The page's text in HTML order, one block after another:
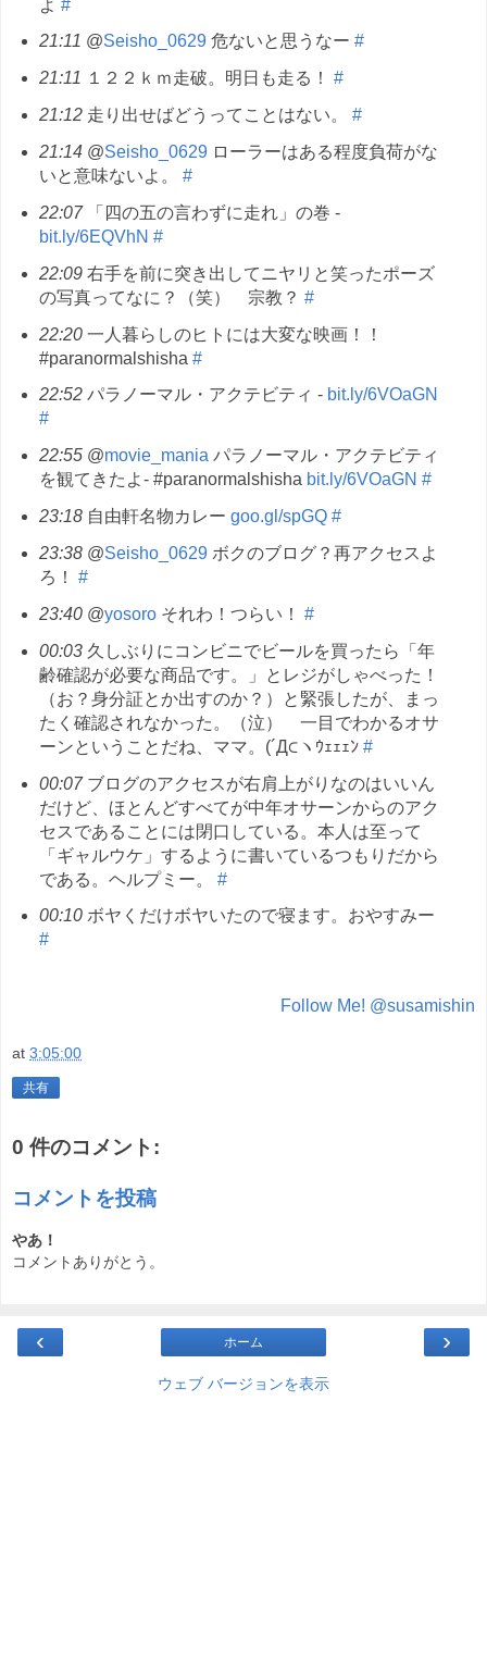
よ #
21:11 @Seisho_0629危ないと思うなー #
21:11 １２２ｋｍ走破。明日も走る！ #
21:12走り出せばどうってことはない。 #
21:14@Seisho_0629ローラーはある程度負荷がな
いと意味ないよ。 #
22:07「四の五の言わずに走れ」の巻 -
bit.ly/6EQVhN #
22:09右手を前に突き出してニヤリと笑ったポーズ
の写真ってなに？（笑） 宗教？ #
22:20一人暮らしのヒトには大変な映画！！
#paranormalshisha #
22:52パラノーマル・アクテビティ - bit.ly/6VOaGN
#
22:55@movie_mania パラノーマル・アクテビティ
を観てきたよ- #paranormalshisha bit.ly/6VOaGN #
23:18自由軒名物カレー goo.gl/spGQ #
23:38@Seisho_0629ボクのブログ？再アクセスよ
ろ！ #
23:40@yosoroそれわ！つらい！ #
00:03久しぶりにコンビニでビールを買ったら「年
齢確認が必要な商品です。」とレジがしゃべった！
（お？身分証とか出すのか？）と緊張したが、まっ
たく確認されなかった。（泣） 一目でわかるオサ
ーンということだね、ママ。(´Д⊂ヽｳｪｪｪﾝ #
00:07ブログのアクセスが右肩上がりなのはいいん
だけど、ほとんどすべてが中年オサーンからのアク
セスであることには閉口している。本人は至って
「ギャルウケ」するように書いているつもりだから
である。ヘルプミー。 #
00:10ボヤくだけボヤいたので寝ます。おやすみー
#
Follow Me! @susamishin
at 3:05:00
共有
0 件のコメント:
コメントを投稿
やあ！
コメントありがとう。
‹ ›
ホーム
ウェブ バージョンを表示